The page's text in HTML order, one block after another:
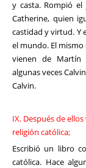
y casta. Rompió
Catherine, quien
castidad y virtud. Y
el mundo. El
vienen de Martín
algunas veces
Calvin.
IX. Después de
religión católica;
Escribió un libro
católica. Hace